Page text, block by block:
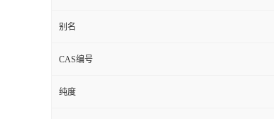
别名
CAS编号
纯度